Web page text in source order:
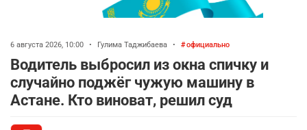
6 августа 2026, 10:00 • Гулима Таджибаева • официально
Водитель выбросил из окна спичку и
случайно поджёг чужую машину в
Астане. Кто виноват, решил суд